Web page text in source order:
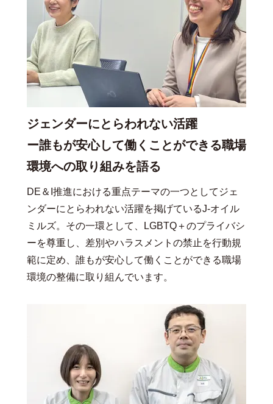
ジェンダーにとらわれない活躍
ー誰もが安心して働くことができる職場
環境への取り組みを語る
DE＆I推進における重点テーマの一つとしてジェ
ンダーにとらわれない活躍を掲げているJ-オイル
ミルズ。その一環として、LGBTQ＋のプライバシ
ーを尊重し、差別やハラスメントの禁止を行動規
範に定め、誰もが安心して働くことができる職場
環境の整備に取り組んでいます。